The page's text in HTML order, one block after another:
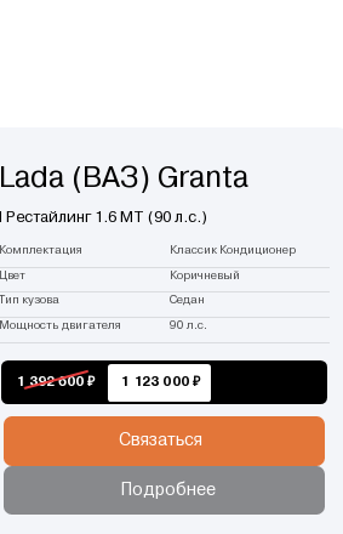
Lada (ВАЗ) Granta
I Рестайлинг 1.6 MT (90 л.с.)
Комплектация Классик Кондиционер
Цвет Коричневый
Тип кузова Седан
Мощность двигателя 90 л.с.
1 392 600 ₽ 1 123 000 ₽
Связаться
Подробнее